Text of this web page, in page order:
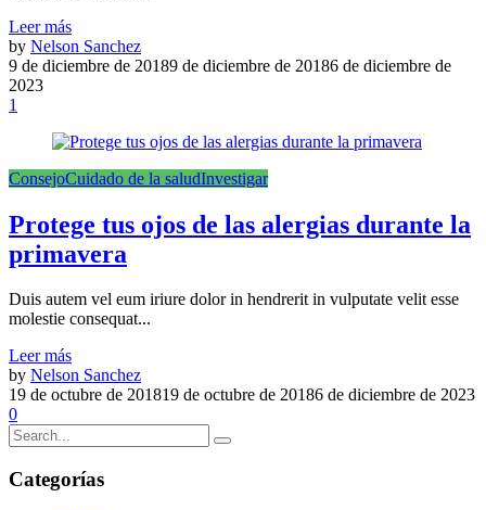
Leer más
by Nelson Sanchez
9 de diciembre de 20189 de diciembre de 20186 de diciembre de
2023
1
ConsejoCuidado de la saludInvestigar
Protege tus ojos de las alergias durante la
primavera
Duis autem vel eum iriure dolor in hendrerit in vulputate velit esse
molestie consequat...
Leer más
by Nelson Sanchez
19 de octubre de 201819 de octubre de 20186 de diciembre de 2023
0
Categorías